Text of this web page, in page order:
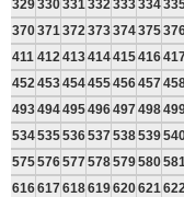
329330331 332 333334
370371 372 373374375
411 412 413414415416
452 453454455456457
493494495496497498
534535536537538539
575576577578579580581
616617618619620621 622